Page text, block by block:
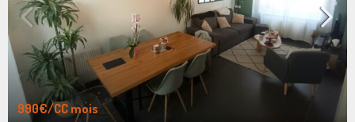
990€/CC mois